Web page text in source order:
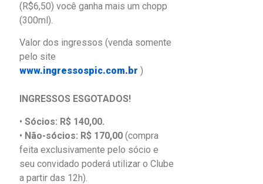
(R$6,50) você ganha mais um chopp
(300ml).
Valor dos ingressos (venda somente
pelo site
www.ingressospic.com.br )
INGRESSOS ESGOTADOS!
• Sócios: R$ 140,00.
• Não-sócios: R$ 170,00 (compra
feita exclusivamente pelo sócio e
seu convidado poderá utilizar o Clube
a partir das 12h).